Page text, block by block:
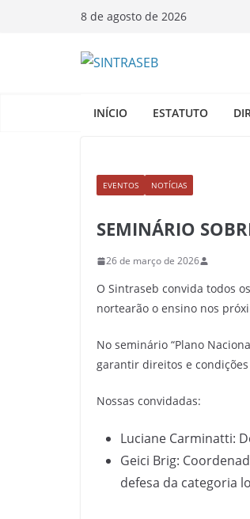
8 de agosto de 2026
INÍCIO ESTATUTO
EVENTOS NOTÍCIAS
SEMINÁRIO
26 de março de 2026
O Sintraseb convida todos
nortearão o ensino nos
No seminário “Plano
garantir direitos e
Nossas convidadas:
Luciane Carminatti:
Geici Brig:
defesa da categoria